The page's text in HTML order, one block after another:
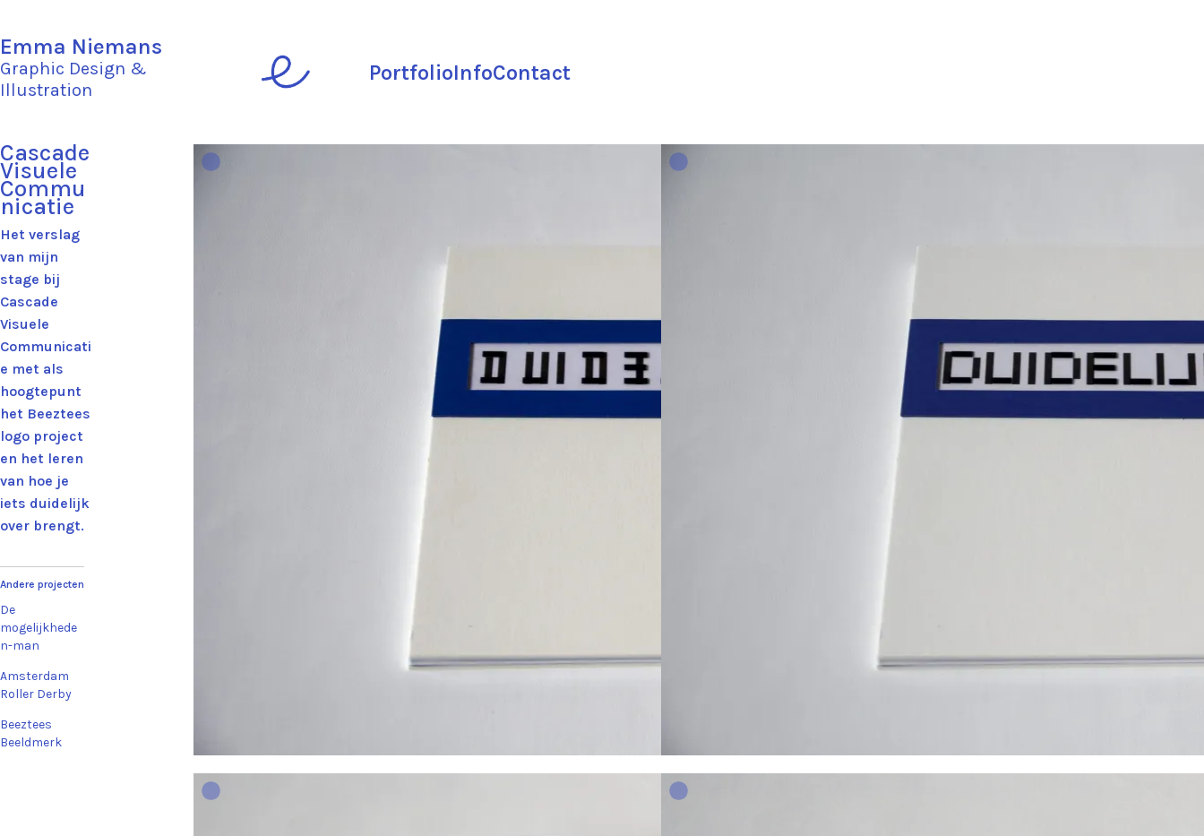
Emma Niemans
Graphic Design &
Illustration
PortfolioInfoContact
Cascade
Visuele
Commu
nicatie
Het verslag
van mijn
stage bij
Cascade
Visuele
Communicati
e met als
hoogtepunt
het Beeztees
logo project
en het leren
van hoe je
iets duidelijk
over brengt.
Andere projecten
De
mogelijkhede
n-man
Amsterdam
Roller Derby
Beeztees
Beeldmerk